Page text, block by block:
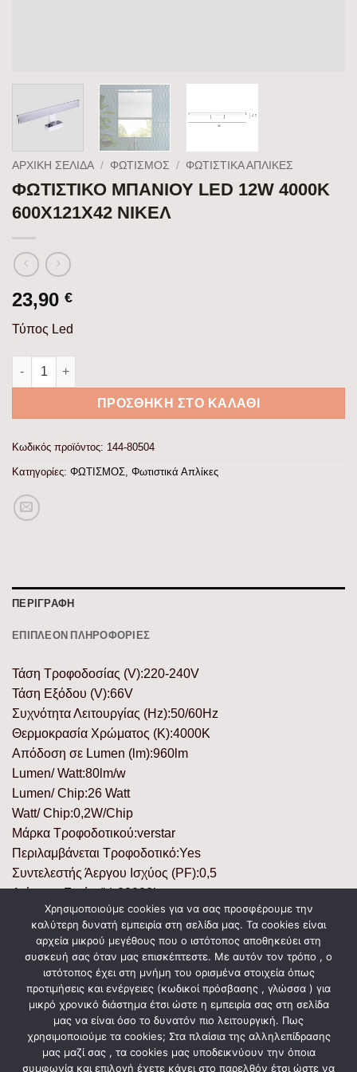
ΑΡΧΙΚΉ ΣΕΛΊΔΑ / ΦΩΤΙΣΜΟΣ / ΦΩΤΙΣΤΙΚΆ ΑΠΛΊΚΕΣ
ΦΩΤΙΣΤΙΚΟ ΜΠΑΝΙΟΥ LED 12W 4000Κ
600X121X42 ΝΙΚΕΛ
23,90 €
Τύπος Led
ΦΩΤΙΣΤΙΚΟ ΜΠΑΝΙΟΥ LED 12W 4000Κ 600X121X42 ΝΙΚΕΛ
ΠΡΟΣΘΉΚΗ ΣΤΟ ΚΑΛΆΘΙ
Κωδικός προϊόντος: 144-80504
Κατηγορίες: ΦΩΤΙΣΜΟΣ, Φωτιστικά Απλίκες
ΠΕΡΙΓΡΑΦΉ
ΕΠΙΠΛΈΟΝ ΠΛΗΡΟΦΟΡΊΕΣ
Τάση Τροφοδοσίας (V):220-240V
Τάση Εξόδου (V):66V
Συχνότητα Λειτουργίας (Hz):50/60Hz
Θερμοκρασία Χρώματος (K):4000K
Απόδοση σε Lumen (lm):960lm
Lumen/ Watt:80lm/w
Lumen/ Chip:26 Watt
Watt/ Chip:0,2W/Chip
Μάρκα Τροφοδοτικού:verstar
Περιλαμβάνεται Τροφοδοτικό:Yes
Συντελεστής Άεργου Ισχύος (PF):0,5
Διάρκεια Ζωής (h):30000h
Βαθμός Στεγανότητας (IP):IP44
Ενεργειακή Κλάση:G
Κύκλοι Μεταγωγής (ON/ OFF):15000
Υλικό Προϊόντος:Πλαστικο+ Αλουμινιο/PC+Aluminum
Χρώμα Προϊόντος:Χρωμιο+Λευκο/Chrome + White
ΣΧΕΤΙΚΆ ΠΡΟΪΌΝΤΑ
Χρησιμοποιούμε cookies για να σας προσφέρουμε την
καλύτερη δυνατή εμπειρία στη σελίδα μας. Τα cookies είναι
αρχεία μικρού μεγέθους που ο ιστότοπος αποθηκεύει στη
συσκευή σας όταν μας επισκέπτεστε. Με αυτόν τον τρόπο , ο
ιστότοπος έχει στη μνήμη του ορισμένα στοιχεία όπως
προτιμήσεις και ενέργειες (κωδικοί πρόσβασης , γλώσσα ) για
μικρό χρονικό διάστημα έτσι ώστε η εμπειρία σας στη σελίδα
μας να είναι όσο το δυνατόν πιο λειτουργική. Πως
χρησιμοποιούμε τα cookies; Στα πλαίσια της αλληλεπίδρασης
μας μαζί σας , τα cookies μας υποδεικνύουν την όποια
συμφωνία και επιλογή έχετε κάνει στο παρελθόν έτσι ώστε να